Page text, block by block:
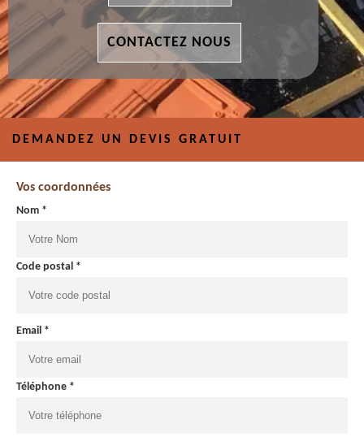
CONTACTEZ NOUS
DEMANDEZ UN DEVIS GRATUIT
Vos coordonnées
Nom *
Code postal *
Email *
Téléphone *